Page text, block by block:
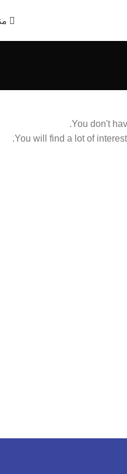
You don't
You will find a lot of